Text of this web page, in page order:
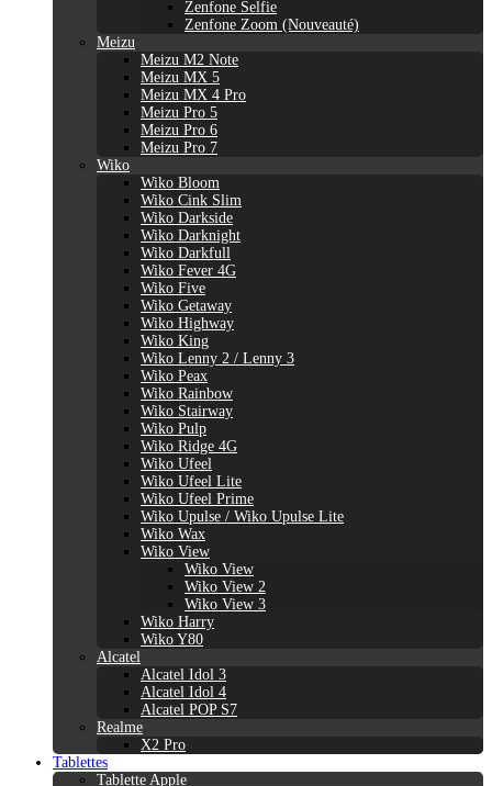
Zenfone Selfie
Zenfone Zoom (Nouveauté)
Meizu
Meizu M2 Note
Meizu MX 5
Meizu MX 4 Pro
Meizu Pro 5
Meizu Pro 6
Meizu Pro 7
Wiko
Wiko Bloom
Wiko Cink Slim
Wiko Darkside
Wiko Darknight
Wiko Darkfull
Wiko Fever 4G
Wiko Five
Wiko Getaway
Wiko Highway
Wiko King
Wiko Lenny 2 / Lenny 3
Wiko Peax
Wiko Rainbow
Wiko Stairway
Wiko Pulp
Wiko Ridge 4G
Wiko Ufeel
Wiko Ufeel Lite
Wiko Ufeel Prime
Wiko Upulse / Wiko Upulse Lite
Wiko Wax
Wiko View
Wiko View
Wiko View 2
Wiko View 3
Wiko Harry
Wiko Y80
Alcatel
Alcatel Idol 3
Alcatel Idol 4
Alcatel POP S7
Realme
X2 Pro
Tablettes
Tablette Apple